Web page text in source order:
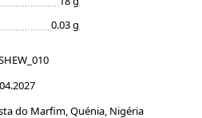
0.03 g
do Marfim, Quénia, Nigéria